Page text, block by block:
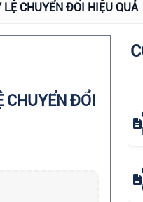
CHUYỂN ĐỔI HIỆU QUẢ
CHUYỂN ĐỔI